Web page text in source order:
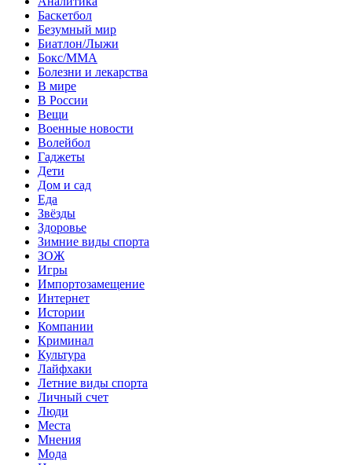
Баскетбол
Безумный мир
Биатлон/Лыжи
Бокс/MMA
Болезни и лекарства
В мире
В России
Вещи
Военные новости
Волейбол
Гаджеты
Дети
Дом и сад
Еда
Звёзды
Здоровье
Зимние виды спорта
ЗОЖ
Игры
Импортозамещение
Интернет
Истории
Компании
Криминал
Культура
Лайфхаки
Летние виды спорта
Личный счет
Люди
Места
Мнения
Мода